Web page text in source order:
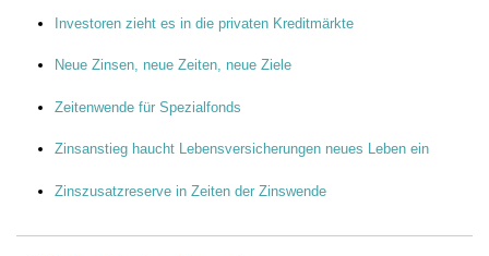
Investoren zieht es in die privaten Kreditmärkte
Neue Zinsen, neue Zeiten, neue Ziele
Zeitenwende für Spezialfonds
Zinsanstieg haucht Lebensversicherungen neues Leben ein
Zinszusatzreserve in Zeiten der Zinswende